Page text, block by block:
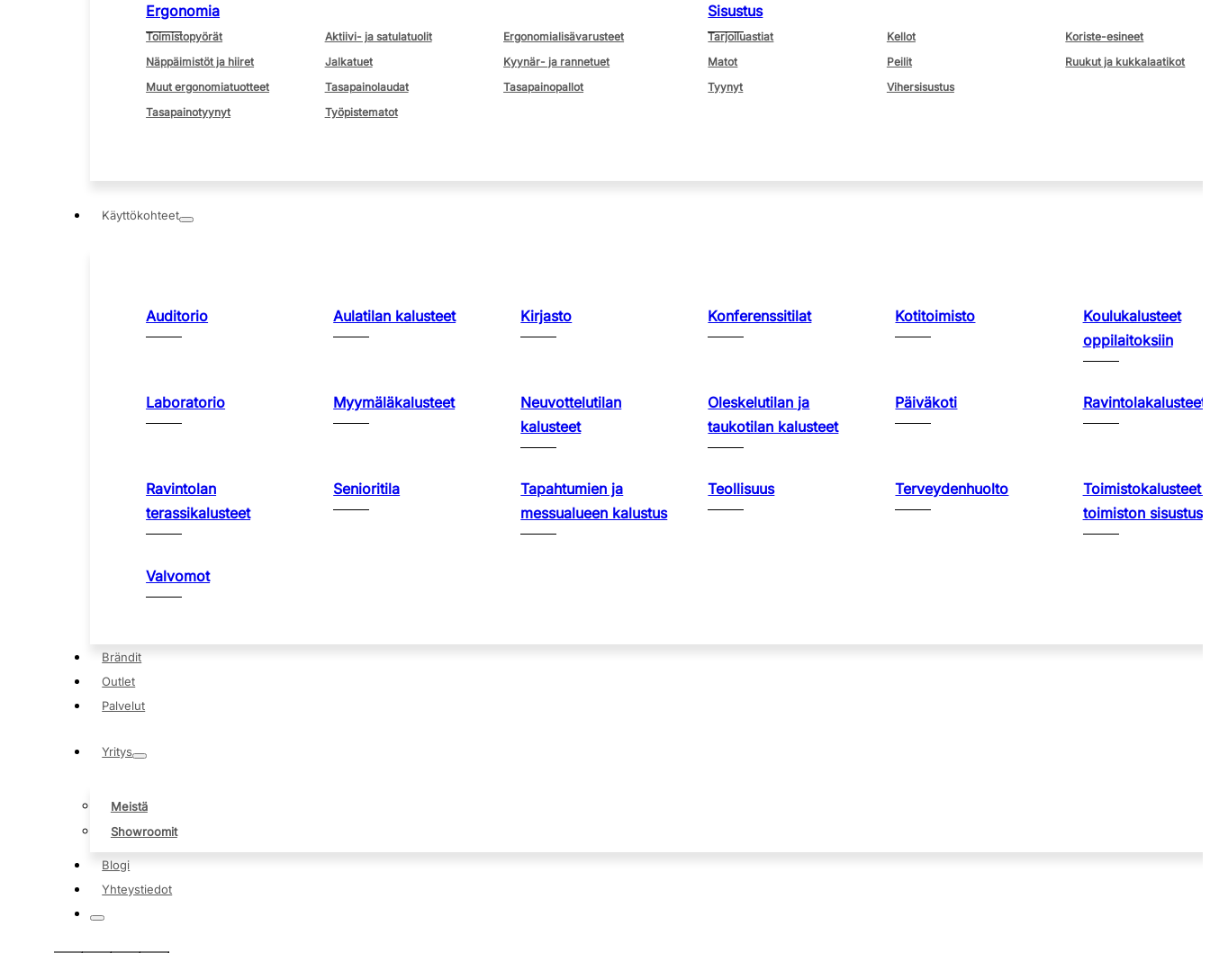
Ergonomia
Toimistopyörät Aktiivi- ja satulatuolit
Ergonomialisävarusteet
Näppäimistöt ja hiiret
Jalkatuet
Kyynär- ja rannetuet
Muut ergonomiatuotteet
Tasapainolaudat
Tasapainopallot
Tasapainotyynyt
Työpistematot
Sisustus
Tarjoiluastiat Kellot
Koriste-esineet
Matot
Peilit
Ruukut ja kukkalaatikot
Tyynyt
Vihersisustus
Käyttökohteet
Auditorio Aulatilan kalusteet Kirjasto Konferenssitilat Kotitoimisto
Koulukalusteet
oppilaitoksiin
Laboratorio Myymäläkalusteet
Neuvottelutilan
kalusteet
Oleskelutilan ja
taukotilan kalusteet
Päiväkoti Ravintolakalusteet
Ravintolan
terassikalusteet
Senioritila
Tapahtumien ja
messualueen kalustus
Teollisuus Terveydenhuolto
Toimistokalusteet
toimiston sisustus
Valvomot
Brändit
Outlet
Palvelut
Yritys
Meistä
Showroomit
Blogi
Yhteystiedot